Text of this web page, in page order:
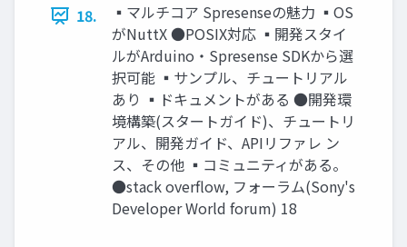
18.
▪マルチコア Spresenseの魅力 ▪OS
がNuttX ●POSIX対応 ▪開発スタイ
ルがArduino・Spresense SDKから選
択可能 ▪サンプル、チュートリアル
あり ▪ドキュメントがある ●開発環
境構築(スタートガイド)、チュートリ
アル、開発ガイド、APIリファレ ン
ス、その他 ▪コミュニティがある。
●stack overflow, フォーラム(Sony's
Developer World forum) 18